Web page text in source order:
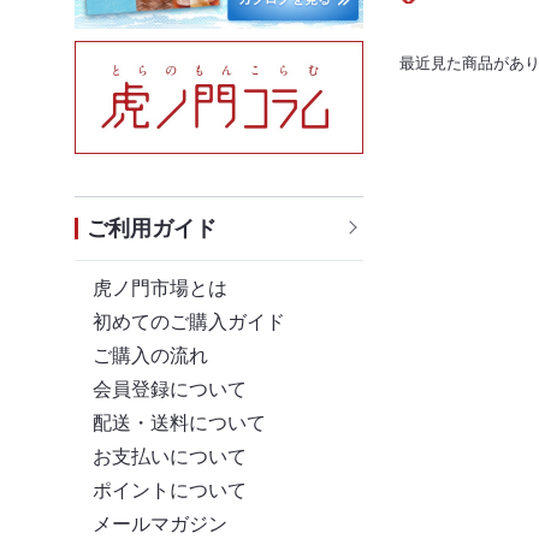
ご利用ガイド
虎ノ門市場とは
初めてのご購入ガイド
ご購入の流れ
会員登録について
配送・送料について
お支払いについて
ポイントについて
メールマガジン
最近見た商品があり